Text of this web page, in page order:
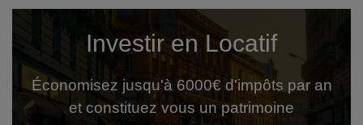
Investir en Locatif
Économisez jusqu'à 6000€ d'impôts par an
et constituez vous un patrimoine